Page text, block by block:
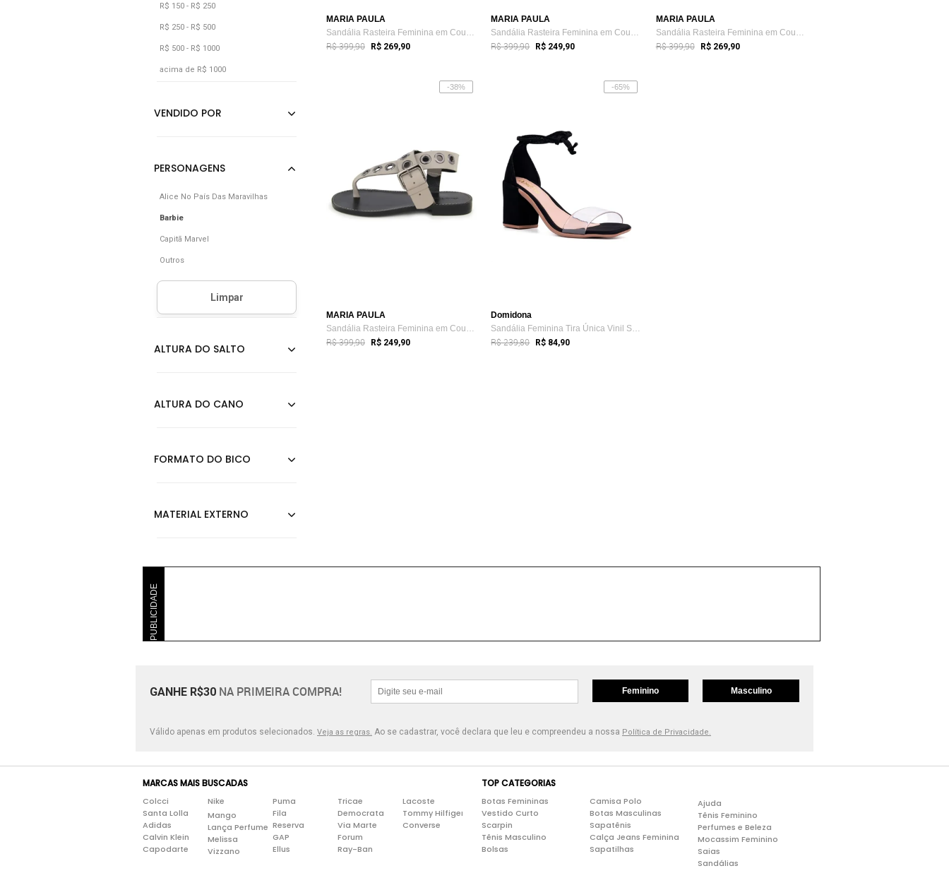
R$ 150 - R$ 250
R$ 250 - R$ 500
R$ 500 - R$ 1000
acima de R$ 1000
Alice No País Das Maravilhas
Barbie
Capitã Marvel
Outros
MARIA PAULA
Sandália Rasteira Feminina em Couro Pira...
R$ 399,90 R$ 269,90
MARIA PAULA
Sandália Rasteira Feminina em Couro Five...
R$ 399,90 R$ 249,90
MARIA PAULA
Sandália Rasteira Feminina em Couro Pira...
R$ 399,90 R$ 269,90
-38%
MARIA PAULA
Sandália Rasteira Feminina em Couro Ilhó...
R$ 399,90 R$ 249,90
-65%
Domidona
Sandália Feminina Tira Única Vinil Salto...
R$ 239,80 R$ 84,90
PUBLICIDADE
GANHE R$30 NA PRIMEIRA COMPRA! Feminino Masculino
Válido apenas em produtos selecionados. Veja as regras. Ao se cadastrar, você declara que leu e compreendeu a nossa Política de Privacidade.
MARCAS MAIS BUSCADAS
Colcci
Santa Lolla
Adidas
Calvin Klein
Capodarte
Nike
Mango
Lança Perfume
Melissa
Vizzano
Puma
Fila
Reserva
GAP
Ellus
Tricae
Democrata
Via Marte
Forum
Ray-Ban
Lacoste
Tommy Hilfiger
Converse
TOP CATEGORIAS
Botas Femininas
Vestido Curto
Scarpin
Tênis Masculino
Bolsas
Camisa Polo
Botas Masculinas
Sapatênis
Calça Jeans Feminina
Sapatilhas
Ajuda
Tênis Feminino
Perfumes e Beleza
Mocassim Feminino
Saias
Sandálias